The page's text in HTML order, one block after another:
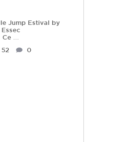
Jump Estival by
Essec
Ce
52
0